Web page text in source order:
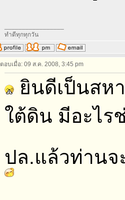
ทำดีทุกทุกวัน
ตอบเมื่อ: 09 ส.ค. 2008, 3:45 pm
ยินดีเป็นสห
ใต้ดิน มีอะไ
ปล.แล้วท่านจ